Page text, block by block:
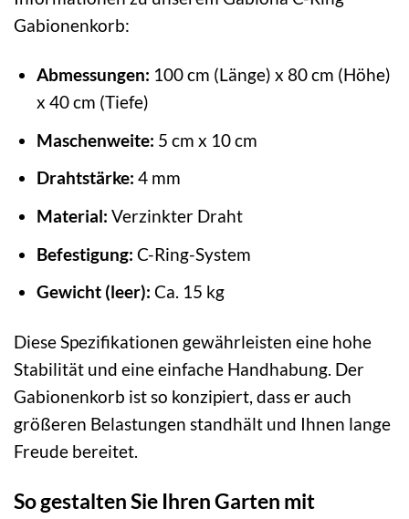
Gabionenkorb:
Abmessungen: 100 cm (Länge) x 80 cm (Höhe)
x 40 cm (Tiefe)
Maschenweite: 5 cm x 10 cm
Drahtstärke: 4 mm
Material: Verzinkter Draht
Befestigung: C-Ring-System
Gewicht (leer): Ca. 15 kg
Diese Spezifikationen gewährleisten eine hohe
Stabilität und eine einfache Handhabung. Der
Gabionenkorb ist so konzipiert, dass er auch
größeren Belastungen standhält und Ihnen lange
Freude bereitet.
So gestalten Sie Ihren Garten mit